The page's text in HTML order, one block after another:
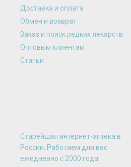
Доставка и оплата
Обмен и возврат
Заказ и поиск редких лекарств
Оптовым клиентам
Статьи
Старейшая интернет-аптека в
России. Работаем для вас
eжедневно с 2000 года.